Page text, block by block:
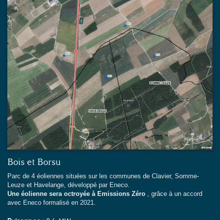
Bois et Borsu
Parc de 4 éoliennes situées sur les communes de Clavier, Somme-
Leuze et Havelange, développé par Eneco.
Une éolienne sera octroyée à Emissions Zéro
, grâce à un accord
avec Eneco formalisé en 2021.